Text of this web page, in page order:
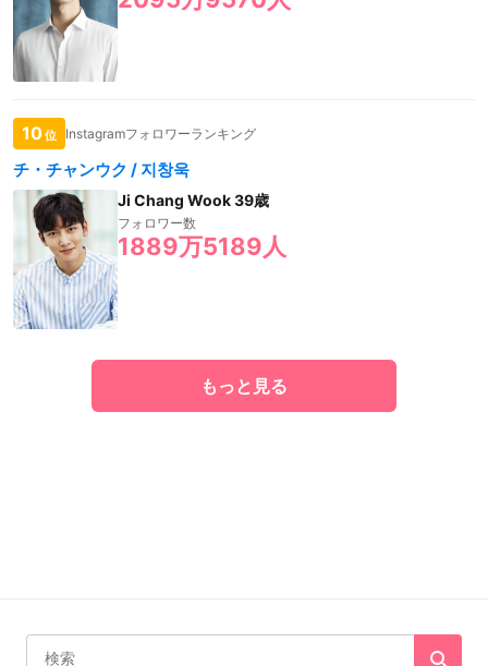
10位 Instagramフォロワーランキング
チ・チャンウク / 지창욱
Ji Chang Wook 39歳
フォロワー数
1889万5189人
もっと見る